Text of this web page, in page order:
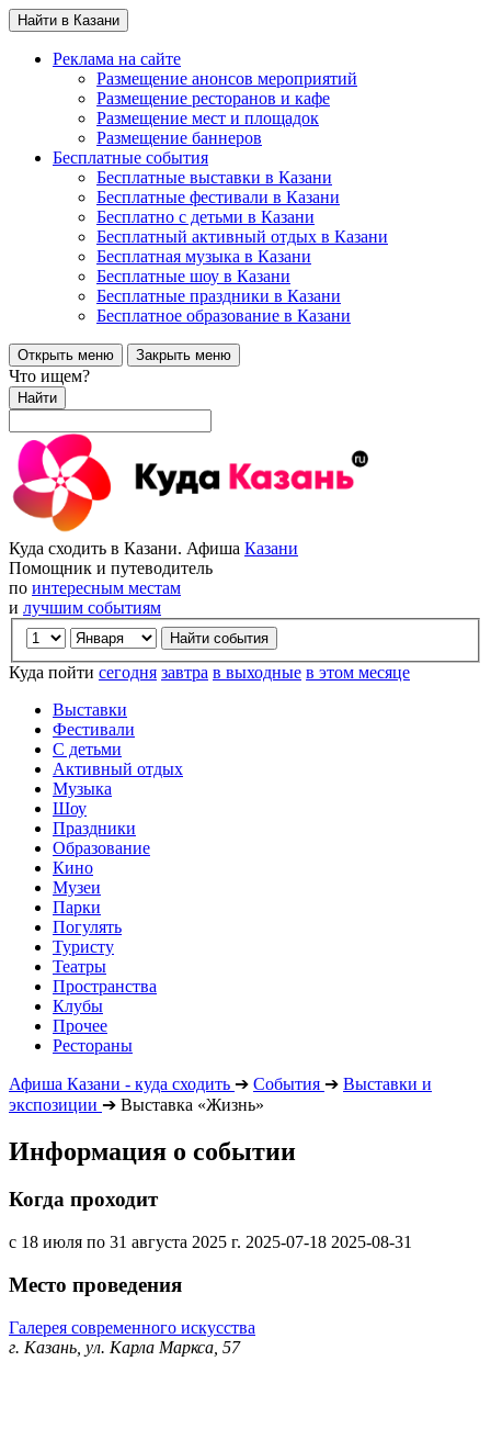
Найти в Казани
Реклама на сайте
Размещение анонсов мероприятий
Размещение ресторанов и кафе
Размещение мест и площадок
Размещение баннеров
Бесплатные события
Бесплатные выставки в Казани
Бесплатные фестивали в Казани
Бесплатно с детьми в Казани
Бесплатный активный отдых в Казани
Бесплатная музыка в Казани
Бесплатные шоу в Казани
Бесплатные праздники в Казани
Бесплатное образование в Казани
Открыть меню Закрыть меню
Что ищем?
Найти
Куда сходить в Казани. Афиша Казани
Помощник и путеводитель
по интересным местам
и лучшим событиям
Куда пойти сегодня завтра в выходные в этом месяце
Выставки
Фестивали
С детьми
Активный отдых
Музыка
Шоу
Праздники
Образование
Кино
Музеи
Парки
Погулять
Туристу
Театры
Пространства
Клубы
Прочее
Рестораны
Афиша Казани - куда сходить ➔ События ➔ Выставки и
экспозиции ➔ Выставка «Жизнь»
Информация о событии
Когда проходит
с 18 июля по 31 августа 2025 г. 2025-07-18 2025-08-31
Место проведения
Галерея современного искусства
г. Казань, ул. Карла Маркса, 57